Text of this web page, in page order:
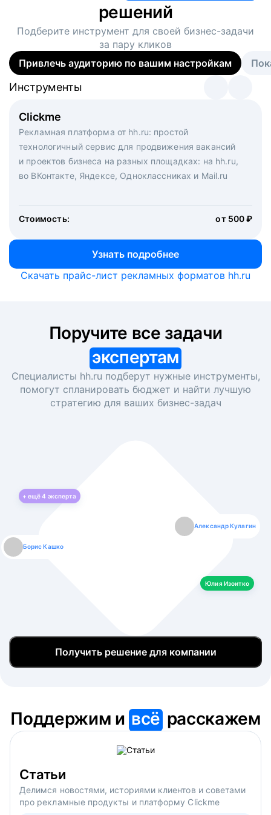
решений
Подберите инструмент для своей бизнес-задачи
за пару кликов
Привлечь аудиторию по вашим настройкам
Clickme
Рекламная платформа от hh.ru: простой
технологичный сервис для продвижения вакансий
и проектов бизнеса на разных площадках: на hh.ru,
во ВКонтакте, Яндексе, Одноклассниках и Mail.ru
Стоимость: от 500 ₽
Узнать подробнее
Инструменты
Вакансия дня
Рекламный формат для вакансий на главной странице
hh.ru. Увеличивает количество откликов
Инструменты
Массовый подбор под ключ. Решите, сколько
кандидатов и когда вам нужно, и за дело возьмутся
маркетологи, рекрутеры и проектные менеджеры
hh.ru с целым набором digital-инструментов
Инструменты
Скачать прайс-лист рекламных форматов hh.ru
экспертам
Специалисты hh.ru подберут нужные инструменты,
помогут спланировать бюджет и найти лучшую
стратегию для ваших бизнес-задач
+ ещё4 эксперта
Борис Кашко
Александр Кулагин
Юлия Изоитко
Юлия Изоитко
Даниил Макаров
Александр Кулагин
Екатерина Лазаренко
Даниил Макаров
Борис Кашко
Екатерина Лазаренко
Юлия Изоитко
Получить решение для компании
Поддержим ивсё расскажем
Статьи
Делимся новостями, историями клиентов и советами
про рекламные продукты и платформу Clickme